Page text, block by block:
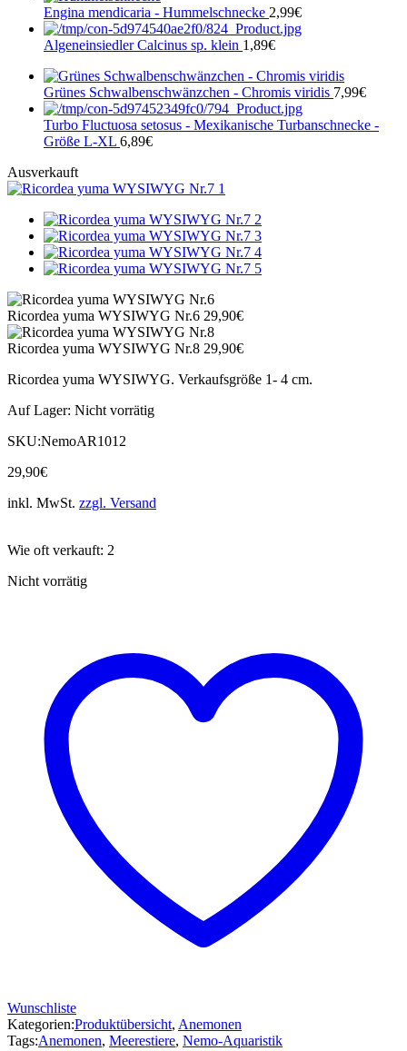
Engina mendicaria - Hummelschnecke 2,99€
Algeneinsiedler Calcinus sp. klein 1,89€
Grünes Schwalbenschwänzchen - Chromis viridis 7,99€
Turbo Fluctuosa setosus - Mexikanische Turbanschnecke -
Größe L-XL 6,89€
Ausverkauft
Ricordea yuma WYSIWYG Nr.6 29,90€
Ricordea yuma WYSIWYG Nr.8 29,90€
Ricordea yuma WYSIWYG. Verkaufsgröße 1- 4 cm.
Auf Lager: Nicht vorrätig
SKU:NemoAR1012
29,90€
inkl. MwSt. zzgl. Versand
Wie oft verkauft: 2
Nicht vorrätig
Wunschliste
Kategorien:Produktübersicht, Anemonen
Tags:Anemonen, Meerestiere, Nemo-Aquaristik